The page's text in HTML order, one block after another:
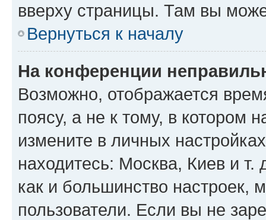
вверху страницы. Там вы
Вернуться к началу
На конференции
Возможно, отображается
поясу, а не к тому, в котором
измените в личных
находитесь: Москва, Киев и т.
как и большинство настроек,
пользователи. Если вы не